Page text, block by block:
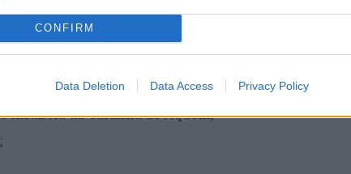
CONFIRM
Data Deletion Data Access Privacy Policy
Infância da Chousa Velha;
Infância da Gafanha de Aquém;